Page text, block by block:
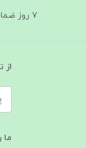
۷ روز ضمانت بازگشت
از
ما